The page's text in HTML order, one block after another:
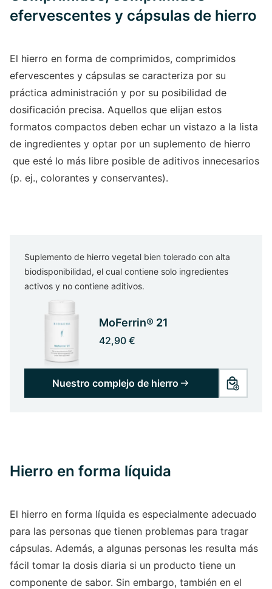
efervescentes y cápsulas de hierro
El hierro en forma de comprimidos, comprimidos
efervescentes y cápsulas se caracteriza por su
práctica administración y por su posibilidad de
dosificación precisa. Aquellos que elijan estos
formatos compactos deben echar un vistazo a la lista
de ingredientes y optar por un suplemento de hierro
que esté lo más libre posible de aditivos innecesarios
(p. ej., colorantes y conservantes).
Suplemento de hierro vegetal bien tolerado con alta
biodisponibilidad, el cual contiene solo ingredientes
activos y no contiene aditivos.
MoFerrin® 21
42,90 €
Nuestro complejo de hierro
Hierro en forma líquida
El hierro en forma líquida es especialmente adecuado
para las personas que tienen problemas para tragar
cápsulas. Además, a algunas personas les resulta más
fácil tomar la dosis diaria si un producto tiene un
componente de sabor. Sin embargo, también en el